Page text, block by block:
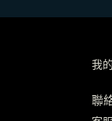
我
聯